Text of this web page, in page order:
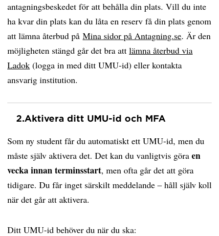
antagningsbeskedet för att behålla din plats. Vill du inte
ha kvar din plats kan du låta en reserv få din plats genom
att lämna återbud på Mina sidor på Antagning.se. Är den
möjligheten stängd går det bra att lämna återbud via
Ladok (logga in med ditt UMU-id) eller kontakta
ansvarig institution.
2.Aktivera ditt UMU-id och MFA
Som ny student får du automatiskt ett UMU-id, men du
måste själv aktivera det. Det kan du vanligtvis göra en
vecka innan terminsstart, men ofta går det att göra
tidigare. Du får inget särskilt meddelande – håll själv koll
när det går att aktivera.
Ditt UMU-id behöver du när du ska: